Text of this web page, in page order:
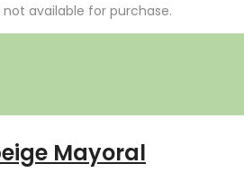
available for purchase.
Mayoral